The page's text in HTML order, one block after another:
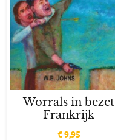
Worrals in bezet
Frankrijk
€9,95